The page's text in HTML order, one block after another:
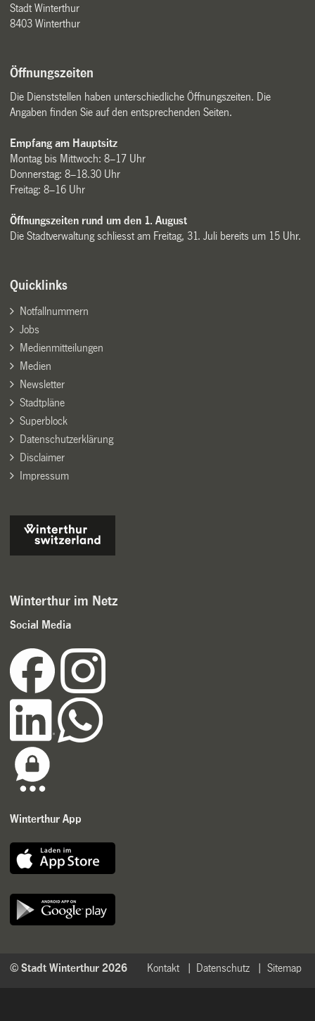
Stadt Winterthur
8403 Winterthur
Öffnungszeiten
Die Dienststellen haben unterschiedliche Öffnungszeiten. Die
Angaben finden Sie auf den entsprechenden Seiten.
Empfang am Hauptsitz
Montag bis Mittwoch: 8–17 Uhr
Donnerstag: 8–18.30 Uhr
Freitag: 8–16 Uhr
Öffnungszeiten rund um den 1. August
Die Stadtverwaltung schliesst am Freitag, 31. Juli bereits um 15 Uhr.
Quicklinks
Notfallnummern
Jobs
Medienmitteilungen
Medien
Newsletter
Stadtpläne
Superblock
Datenschutzerklärung
Disclaimer
Impressum
Winterthur im Netz
Social Media
Winterthur App
Sitemap
Datenschutz
Kontakt
© Stadt Winterthur 2026